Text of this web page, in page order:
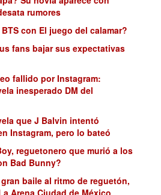
rumores
con El juego del calamar?
fans bajar sus expectativas
fallido por Instagram:
inesperado DM del
que J Balvin intentó
Instagram, pero lo bateó
reguetonero que murió a los
Bad Bunny?
baile al ritmo de reguetón,
Arena Ciudad de México